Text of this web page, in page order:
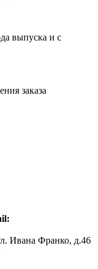
Ивана Франко, д.46